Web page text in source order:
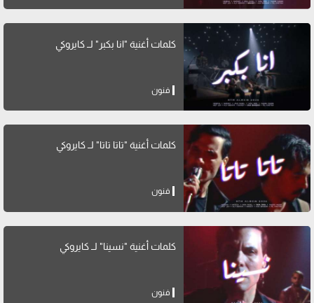
كلمات أغنية "انا بكبر" لــ كايروكي
فنون
كلمات أغنية "تاتا تاتا" لــ كايروكي
فنون
كلمات أغنية "نسينا" لــ كايروكي
فنون